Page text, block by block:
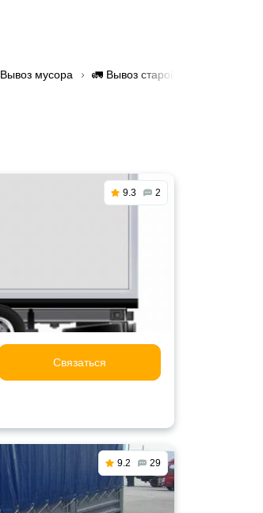
Вывоз мусора 🚛 Вывоз старой мебели в Гродно
9.3 2
Связаться
9.2 29